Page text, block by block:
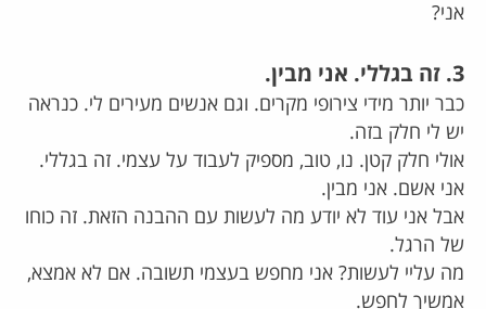
אני?
3. זה בגללי. אני מבין.
כבר יותר מידי צירופי מקרים. וגם אנשים מעירים לי. כנראה
יש לי חלק בזה.
אולי חלק קטן. נו, טוב, מספיק לעבוד על עצמי. זה בגללי.
אני אשם. אני מבין.
אבל אני עוד לא יודע מה לעשות עם ההבנה הזאת. זה כוחו
של הרגל.
מה עליי לעשות? אני מחפש בעצמי תשובה. אם לא אמצא,
אמשיך לחפש.